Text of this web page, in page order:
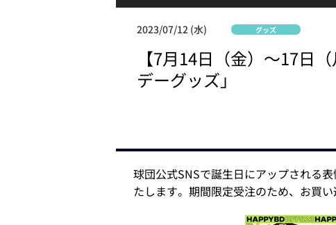
2023/07/12 (水) グッズ
【7月14日（金）～17日
デーグッズ」
球団公式SNSで誕生日にアップされる
たします。期間限定受注のため、お買